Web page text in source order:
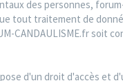
des personnes,
tout traitement de
CANDAULISME.fr soit
d'un droit d'accès et